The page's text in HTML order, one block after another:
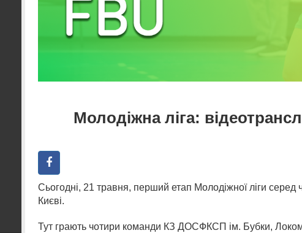
Молодіжна ліга:
Сьогодні, 21 травня, перший етап Молодіжної ліги
Києві.
Тут грають чотири команди КЗ ДОСФКСП ім. Бубки,